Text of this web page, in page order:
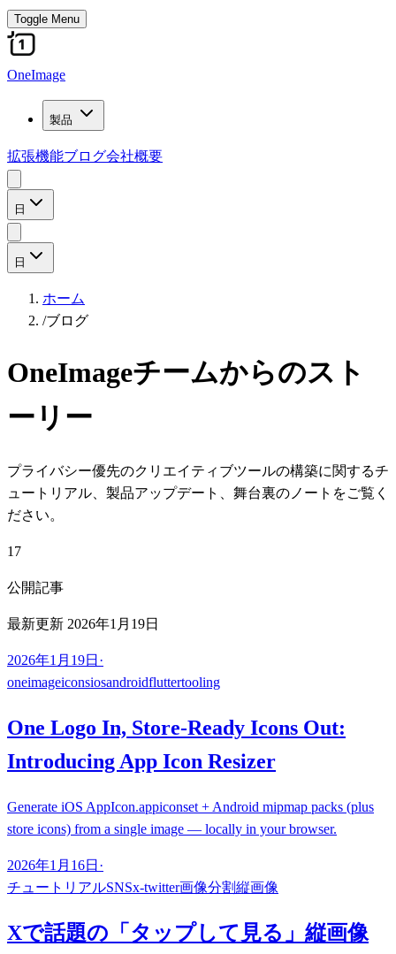
Toggle Menu
OneImage
製品
拡張機能ブログ会社概要
日
日
ホーム
/ブログ
OneImageチームからのスト
ーリー
プライバシー優先のクリエイティブツールの構築に関するチ
ュートリアル、製品アップデート、舞台裏のノートをご覧く
ださい。
17
公開記事
最新更新 2026年1月19日
2026年1月19日 ·
oneimageiconsiosandroidfluttertooling
One Logo In, Store-Ready Icons Out:
Introducing App Icon Resizer
Generate iOS AppIcon.appiconset + Android mipmap packs (plus
store icons) from a single image — locally in your browser.
2026年1月16日 ·
チュートリアルSNSx-twitter画像分割縦画像
Xで話題の「タップして見る」縦画像